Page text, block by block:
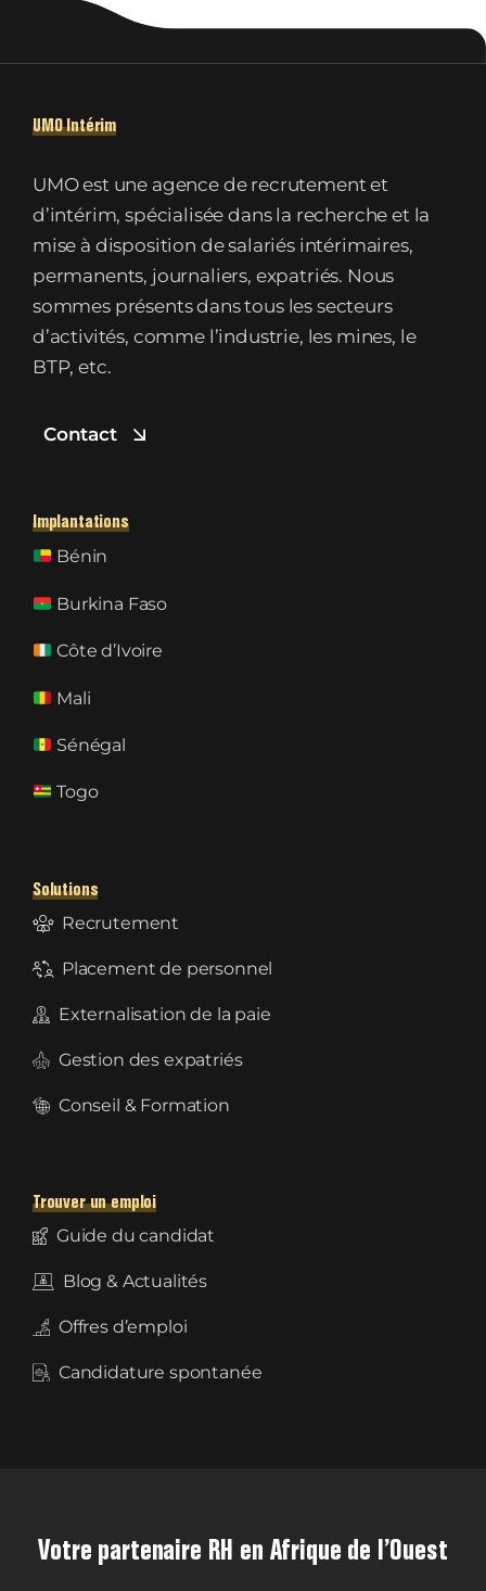
UMO Intérim
UMO est une agence de recrutement et
d’intérim, spécialisée dans la recherche et la
mise à disposition de salariés intérimaires,
permanents, journaliers, expatriés. Nous
sommes présents dans tous les secteurs
d’activités, comme l’industrie, les mines, le
BTP, etc.
Contact
Implantations
Bénin
Burkina Faso
Côte d’Ivoire
Mali
Sénégal
Togo
Solutions
Recrutement
Placement de personnel
Externalisation de la paie
Gestion des expatriés
Conseil & Formation
Trouver un emploi
Guide du candidat
Blog & Actualités
Offres d’emploi
Candidature spontanée
Votre partenaire RH en Afrique de l’Ouest